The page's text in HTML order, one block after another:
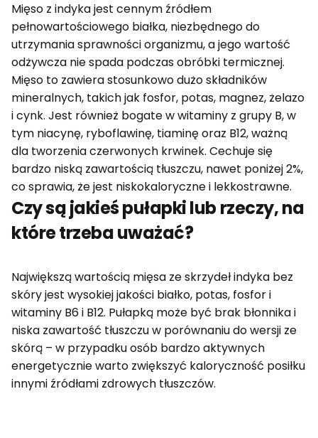
Mięso z indyka jest cennym źródłem
pełnowartościowego białka, niezbędnego do
utrzymania sprawności organizmu, a jego wartość
odżywcza nie spada podczas obróbki termicznej.
Mięso to zawiera stosunkowo dużo składników
mineralnych, takich jak fosfor, potas, magnez, żelazo
i cynk. Jest również bogate w witaminy z grupy B, w
tym niacynę, ryboflawinę, tiaminę oraz B12, ważną
dla tworzenia czerwonych krwinek. Cechuje się
bardzo niską zawartością tłuszczu, nawet poniżej 2%,
co sprawia, że jest niskokaloryczne i lekkostrawne.
Czy są jakieś pułapki lub rzeczy, na
które trzeba uważać?
Największą wartością mięsa ze skrzydeł indyka bez
skóry jest wysokiej jakości białko, potas, fosfor i
witaminy B6 i B12. Pułapką może być brak błonnika i
niska zawartość tłuszczu w porównaniu do wersji ze
skórą – w przypadku osób bardzo aktywnych
energetycznie warto zwiększyć kaloryczność posiłku
innymi źródłami zdrowych tłuszczów.